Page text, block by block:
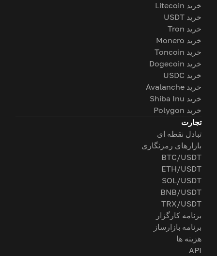
خرید Litecoin
خرید USDT
خرید Tron
خرید Monero
خرید Toncoin
خرید Dogecoin
خرید USDC
خرید Avalanche
خرید Shiba Inu
خرید Polygon
تجارت
تبادل نقطه ای
بازارهای رمزنگاری
BTC/USDT
ETH/USDT
SOL/USDT
BNB/USDT
TRX/USDT
برنامه کارگزار
برنامه بازارساز
هزینه ها
API